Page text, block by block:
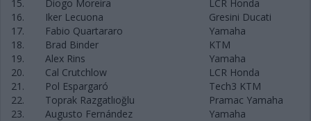
15.
Diogo Moreira
LCR Honda
16.
Iker Lecuona
Gresini Ducati
17.
Fabio Quartararo
Yamaha
18.
Brad Binder
KTM
19.
Alex Rins
Yamaha
20.
Cal Crutchlow
LCR Honda
21.
Pol Espargaró
Tech3 KTM
22.
Toprak Razgatlıoğlu
Pramac Yamaha
23.
Augusto Fernández Yamaha